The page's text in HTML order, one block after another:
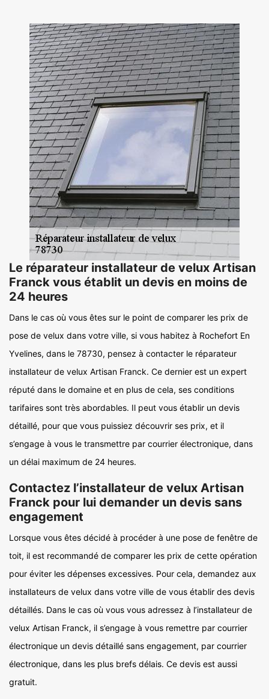
Le réparateur installateur de velux Artisan
Franck vous établit un devis en moins de
24 heures
Dans le cas où vous êtes sur le point de comparer les prix de
pose de velux dans votre ville, si vous habitez à Rochefort En
Yvelines, dans le 78730, pensez à contacter le réparateur
installateur de velux Artisan Franck. Ce dernier est un expert
réputé dans le domaine et en plus de cela, ses conditions
tarifaires sont très abordables. Il peut vous établir un devis
détaillé, pour que vous puissiez découvrir ses prix, et il
s’engage à vous le transmettre par courrier électronique, dans
un délai maximum de 24 heures.
Contactez l’installateur de velux Artisan
Franck pour lui demander un devis sans
engagement
Lorsque vous êtes décidé à procéder à une pose de fenêtre de
toit, il est recommandé de comparer les prix de cette opération
pour éviter les dépenses excessives. Pour cela, demandez aux
installateurs de velux dans votre ville de vous établir des devis
détaillés. Dans le cas où vous vous adressez à l’installateur de
velux Artisan Franck, il s’engage à vous remettre par courrier
électronique un devis détaillé sans engagement, par courrier
électronique, dans les plus brefs délais. Ce devis est aussi
gratuit.